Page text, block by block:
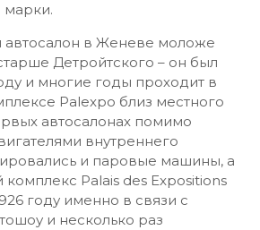
марки.
в Женеве моложе
Детройтского – он был
и многие годы проходит в
Palexpo близ местного
автосалонах помимо
внутреннего
и паровые машины, а
Palais des Expositions
году именно в связи с
и несколько раз